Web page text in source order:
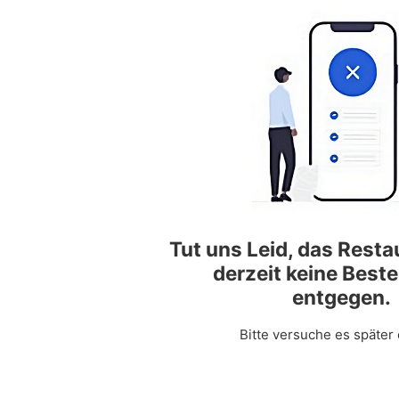
Tut uns Leid, das
derzeit keine
entgegen.
Bitte versuche es später